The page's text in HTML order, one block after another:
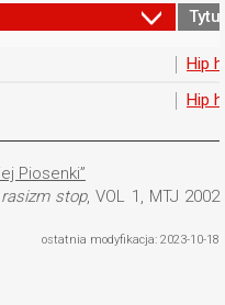
Tytuł
Hip
Hip
Piosenki”
stop, VOL 1, MTJ 2002
ostatnia modyfikacja: 2023-10-18